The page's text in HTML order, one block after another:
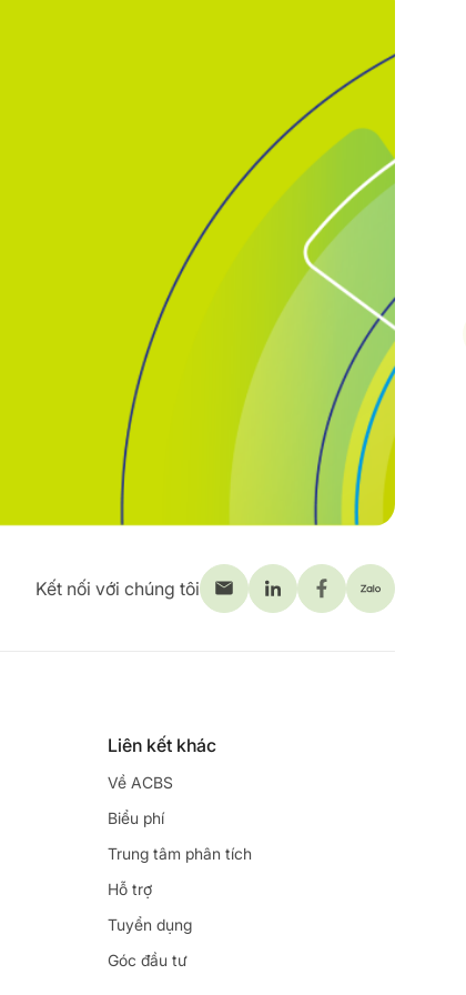
Kết nối với chúng tôi
Liên kết khác
Về ACBS
Biểu phí
Trung tâm phân tích
Hỗ trợ
Tuyển dụng
Góc đầu tư